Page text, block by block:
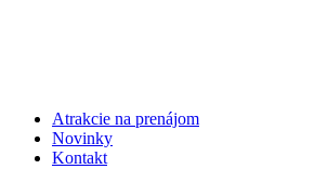
Atrakcie na prenájom
Novinky
Kontakt